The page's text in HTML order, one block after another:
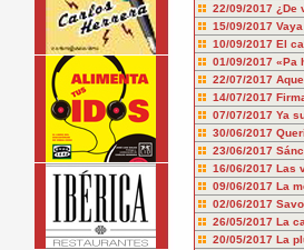
22/09/2017 ¿De
15/09/2017
10/09/2017 El
01/09/2017 «Pa
22/07/2017
14/07/2017
07/07/2017 Ya
30/06/2017
23/06/2017
16/06/2017 Las
09/06/2017 La
02/06/2017
26/05/2017 La
20/05/2017 La